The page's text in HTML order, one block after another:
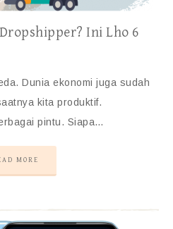
Ini Lho 6
Dunia ekonomi juga sudah
kita produktif.
pintu. Siapa…
MORE